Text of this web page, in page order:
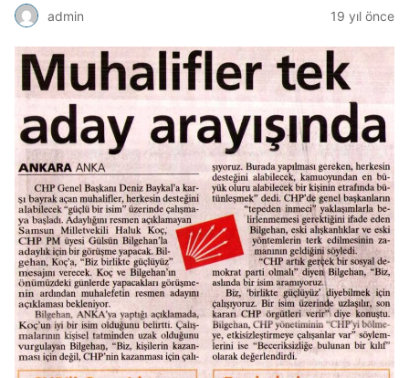
admin 19 yıl önce